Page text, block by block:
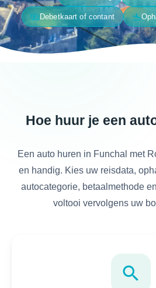
payments Debetkaart of contant flight_land
Hoe huur je een
Een auto huren in Funchal met
en handig. Kies uw reisdata,
autocategorie, betaalmethode
voltooi vervolgens uw
search